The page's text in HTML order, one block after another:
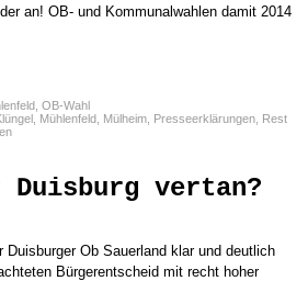
an! OB- und Kommunalwahlen damit 2014
OB-Wahl
Mühlenfeld Mülheim Presseerklärungen Rest
Duisburg vertan?
Duisburger Ob Sauerland klar und deutlich
Bürgerentscheid mit recht hoher